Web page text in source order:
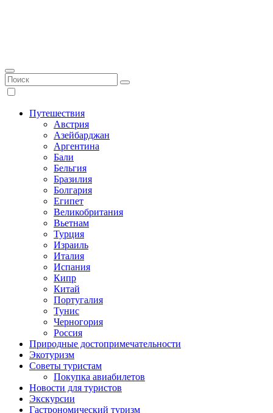
Путешествия
Австрия
Азейбарджан
Аргентина
Бали
Бельгия
Бразилия
Болгария
Египет
Великобритания
Вьетнам
Турция
Израиль
Италия
Испания
Кипр
Китай
Португалия
Тунис
Черногория
Россия
Природные достопримечательности
Экотуризм
Советы туристам
Покупка авиабилетов
Новости для туристов
Экскурсии
Гастрономический туризм